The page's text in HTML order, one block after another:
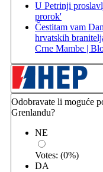
U Petrinji
prorok'
Čestitam vam
hrvatskih
Crne Mambe |
Odobravate li moguće
Grenlandu?
NE
Votes: (0%)
DA